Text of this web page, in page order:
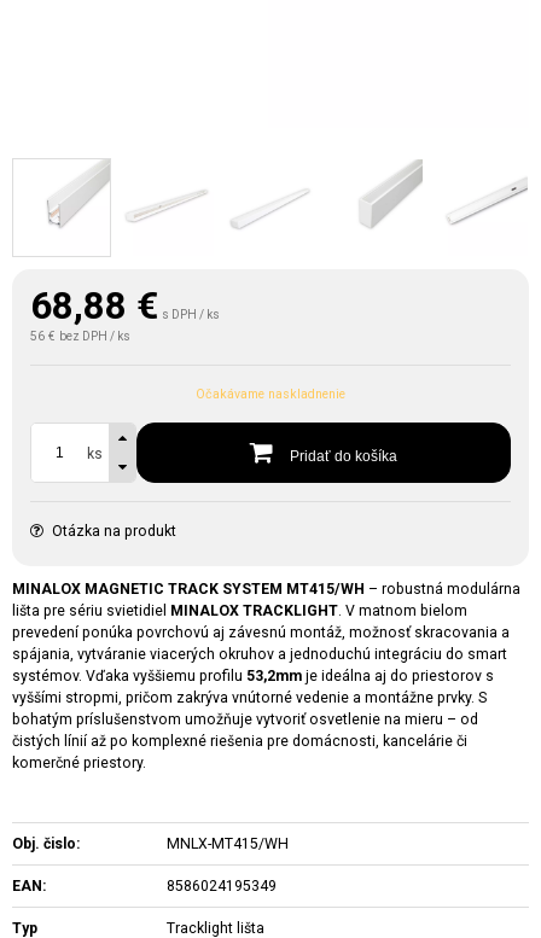
68,88 € s DPH / ks
56 € bez DPH / ks
Očakávame naskladnenie
ks Pridať do košíka
Otázka na produkt
MINALOX MAGNETIC TRACK SYSTEM MT415/WH – robustná modulárna
lišta pre sériu svietidiel MINALOX TRACKLIGHT . V matnom bielom
prevedení ponúka povrchovú aj závesnú montáž, možnosť skracovania a
spájania, vytváranie viacerých okruhov a jednoduchú integráciu do smart
systémov. Vďaka vyššiemu profilu 53,2mm je ideálna aj do priestorov s
vyššími stropmi, pričom zakrýva vnútorné vedenie a montážne prvky. S
bohatým príslušenstvom umožňuje vytvoriť osvetlenie na mieru – od
čistých línií až po komplexné riešenia pre domácnosti, kancelárie či
komerčné priestory.
Obj. čislo: MNLX-MT415/WH
EAN: 8586024195349
Typ Tracklight lišta